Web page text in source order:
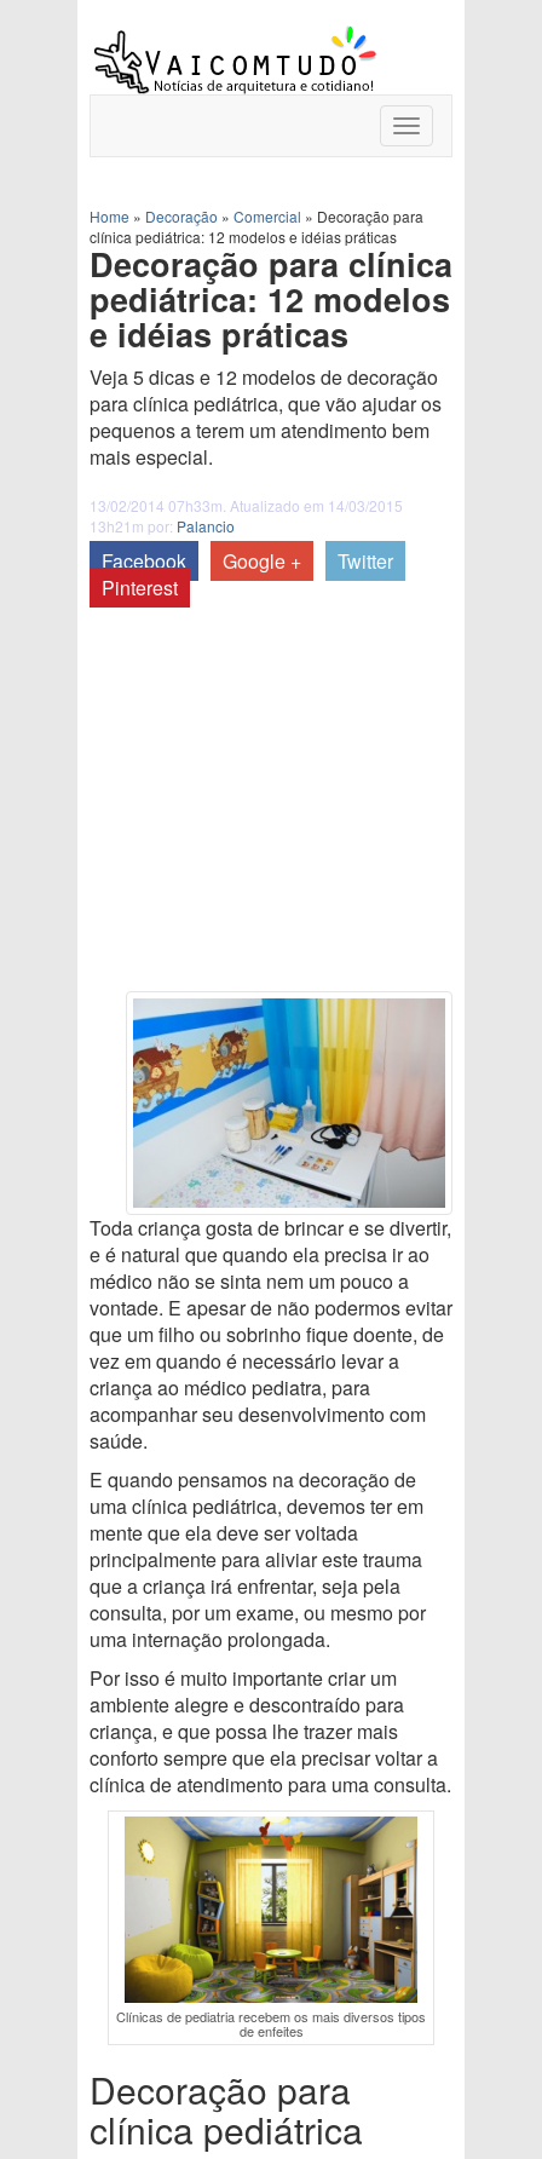
Toggle
navigation
Home » Decoração » Comercial » Decoração para
clínica pediátrica: 12 modelos e idéias práticas
Decoração para clínica
pediátrica: 12 modelos
e idéias práticas
Veja 5 dicas e 12 modelos de decoração
para clínica pediátrica, que vão ajudar os
pequenos a terem um atendimento bem
mais especial.
13/02/2014 07h33m. Atualizado em 14/03/2015
13h21m por: Palancio
Facebook Google +
Twitter
Pinterest
Toda criança gosta de brincar e se divertir,
e é natural que quando ela precisa ir ao
médico não se sinta nem um pouco a
vontade. E apesar de não podermos evitar
que um filho ou sobrinho fique doente, de
vez em quando é necessário levar a
criança ao médico pediatra, para
acompanhar seu desenvolvimento com
saúde.
E quando pensamos na decoração de
uma clínica pediátrica, devemos ter em
mente que ela deve ser voltada
principalmente para aliviar este trauma
que a criança irá enfrentar, seja pela
consulta, por um exame, ou mesmo por
uma internação prolongada.
Por isso é muito importante criar um
ambiente alegre e descontraído para
criança, e que possa lhe trazer mais
conforto sempre que ela precisar voltar a
clínica de atendimento para uma consulta.
Clínicas de pediatria recebem os mais diversos tipos
de enfeites
Decoração para
clínica pediátrica